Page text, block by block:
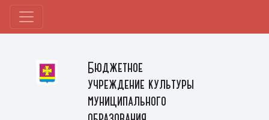
Бюджетное
учреждение культуры
муниципального